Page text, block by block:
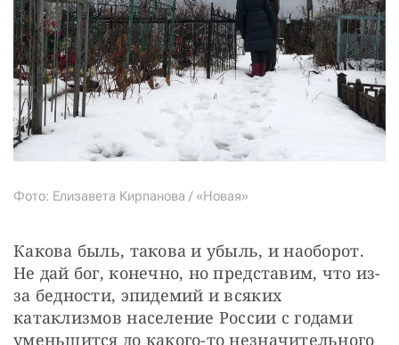
Фото: Елизавета Кирпанова / «Новая»
Какова быль, такова и убыль, и наоборот.
Не дай бог, конечно, но представим, что из-
за бедности, эпидемий и всяких
катаклизмов население России с годами
уменьшится до какого-то незначительного